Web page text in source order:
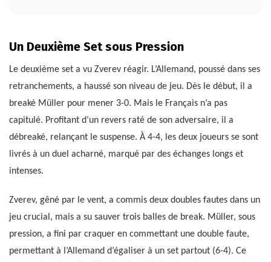
Un Deuxième Set sous Pression
Le deuxième set a vu Zverev réagir. L’Allemand, poussé dans ses
retranchements, a haussé son niveau de jeu. Dès le début, il a
breaké Müller pour mener 3-0. Mais le Français n’a pas
capitulé. Profitant d’un revers raté de son adversaire, il a
débreaké, relançant le suspense. À 4-4, les deux joueurs se sont
livrés à un duel acharné, marqué par des échanges longs et
intenses.
Zverev, gêné par le vent, a commis deux doubles fautes dans un
jeu crucial, mais a su sauver trois balles de break. Müller, sous
pression, a fini par craquer en commettant une double faute,
permettant à l’Allemand d’égaliser à un set partout (6-4). Ce